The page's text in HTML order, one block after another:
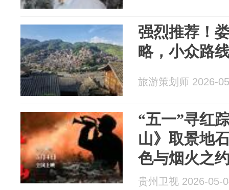
强烈推荐！
略，小众路
旅游策划师 2026-
“五一”寻红
山》取景地
色与烟火之
贵州卫视 2026-05-